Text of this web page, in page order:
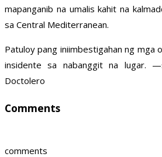
mapanganib na umalis kahit na
sa Central Mediterranean.
Patuloy pang iniimbestigahan ng mga
insidente sa nabanggit na lugar.
Doctolero
Comments
comments